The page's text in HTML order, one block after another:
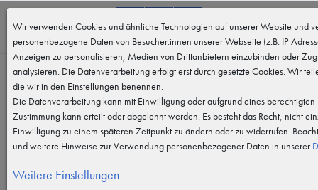
MENÜ 0
Wir verwenden Cookies und ähnliche Technologien auf unserer Website und
personenbezogene Daten von Besucher:innen unserer Webseite (z.B. IP-
Anzeigen zu personalisieren, Medien von Drittanbietern einzubinden oder
analysieren. Die Datenverarbeitung erfolgt erst durch gesetzte Cookies. Wir
die wir in den Einstellungen benennen.
Die Datenverarbeitung kann mit Einwilligung oder aufgrund eines berechtigten
Zustimmung kann erteilt oder abgelehnt werden. Es besteht das Recht, nicht
Einwilligung zu einem späteren Zeitpunkt zu ändern oder zu widerrufen.
und weitere Hinweise zur Verwendung personenbezogener Daten in unserer
Weitere Einstellungen